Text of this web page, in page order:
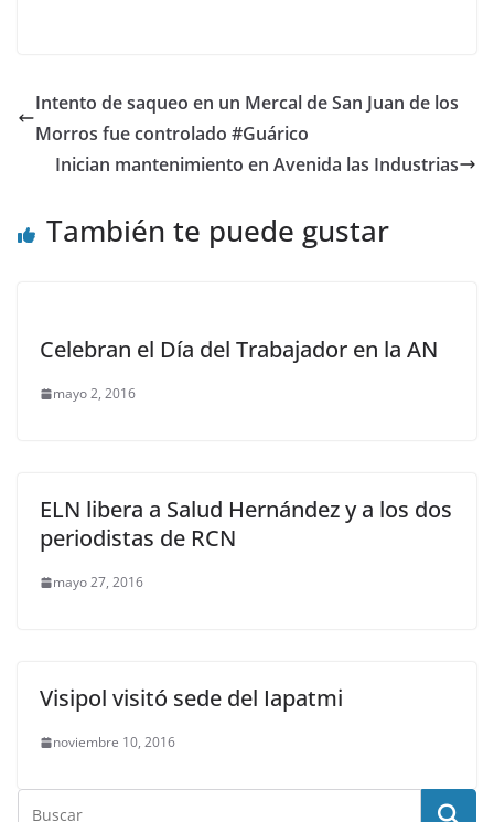
Intento de saqueo en un Mercal de San Juan de los
Morros fue controlado #Guárico
Inician mantenimiento en Avenida las Industrias
También te puede gustar
Celebran el Día del Trabajador en la AN
mayo 2, 2016
ELN libera a Salud Hernández y a los dos
periodistas de RCN
mayo 27, 2016
Visipol visitó sede del Iapatmi
noviembre 10, 2016